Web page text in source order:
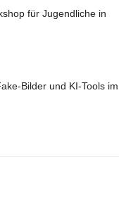
für Jugendliche in
Bilder und KI-Tools im